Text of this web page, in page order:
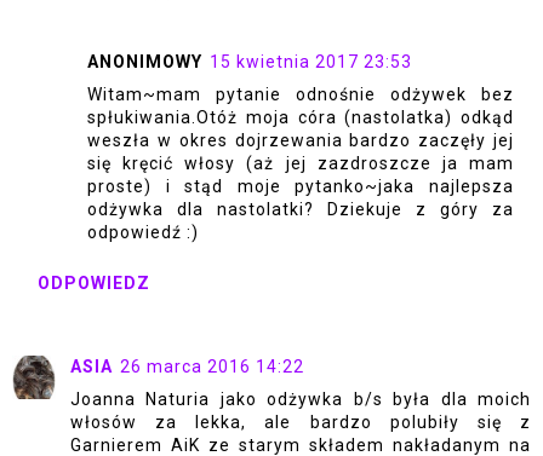
ANONIMOWY 15 kwietnia 2017 23:53
Witam~mam pytanie odnośnie odżywek bez
spłukiwania.Otóż moja córa (nastolatka) odkąd
weszła w okres dojrzewania bardzo zaczęły jej
się kręcić włosy (aż jej zazdroszcze ja mam
proste) i stąd moje pytanko~jaka najlepsza
odżywka dla nastolatki? Dziekuje z góry za
odpowiedź :)
ODPOWIEDZ
ASIA 26 marca 2016 14:22
Joanna Naturia jako odżywka b/s była dla moich
włosów za lekka, ale bardzo polubiły się z
Garnierem AiK ze starym składem nakładanym na